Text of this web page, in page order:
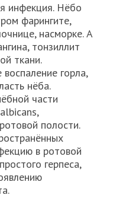
инфекция. Нёбо
фарингите,
насморке. А
тонзиллит
ткани.
горла,
нёба.
части
полости.
в ротовой
герпеса,